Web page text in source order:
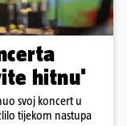
hitnu'
svoj koncert u
tijekom nastupa